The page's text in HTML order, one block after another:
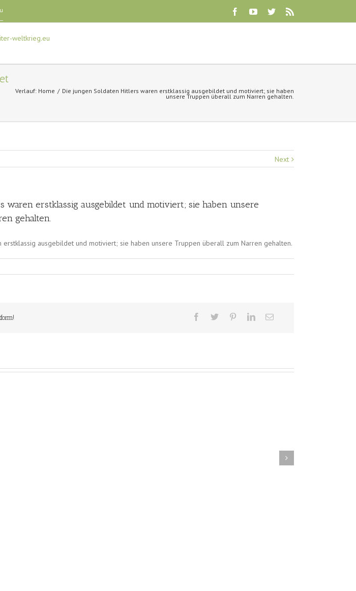
Verlauf: Home Die jungen Soldaten Hitlers waren erstklassig ausgebildet und motiviert; sie haben
unsere Truppen überall zum Narren gehalten.
Next
waren erstklassig ausgebildet und motiviert; sie haben unsere
gehalten.
ausgebildet und motiviert; sie haben unsere Truppen überall zum Narren gehalten.